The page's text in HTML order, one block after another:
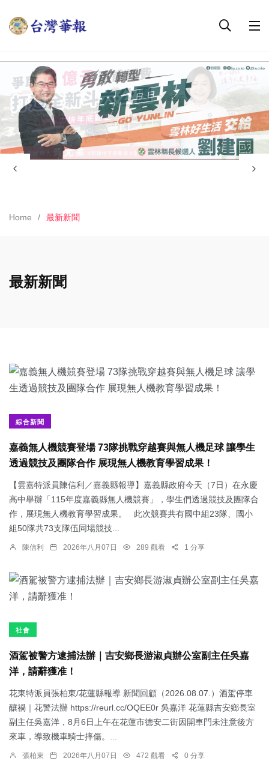
Home 最新新聞
最新新聞
綜合新聞
嘉義無人機競賽登場 73隊挑戰穿越賽與無人機足球 讓學生
透過競技及團隊合作 展現無人機教育學習成果！
【雲嘉特派員陳信利／嘉義縣報導】嘉義縣政府今天（7日）在永慶
高中舉辦「115年度嘉義縣無人機競賽」，學生們透過競技及團隊合
作，展現無人機教育學習成果。 此次競賽共有國中組23隊、國小
組50隊共73支隊伍同場競技...
陳信利 2026年八月07日 289 觀看 1 分享
社會
酒駕被警方逮捕法辦｜吉安鄉長游淑貞辦公室副主任吳嘉
洋，請辭獲准！
花東特派員張柏東/花蓮縣報導 新聞回顧（2026.08.07.）酒駕停車
釀禍｜花警法辦 https://reurl.cc/OQEE0r 吳嘉洋 花蓮縣吉安鄉長室
副主任吳嘉洋，8月6日上午在花蓮市德安二街因開車門未注意後方
來車，導致機車騎士摔傷。...
張柏東 2026年八月07日 472 觀看 0 分享